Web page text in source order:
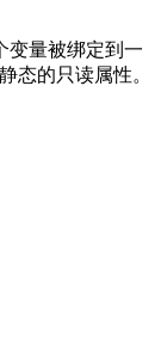
变量被绑定到一
态的只读属性。